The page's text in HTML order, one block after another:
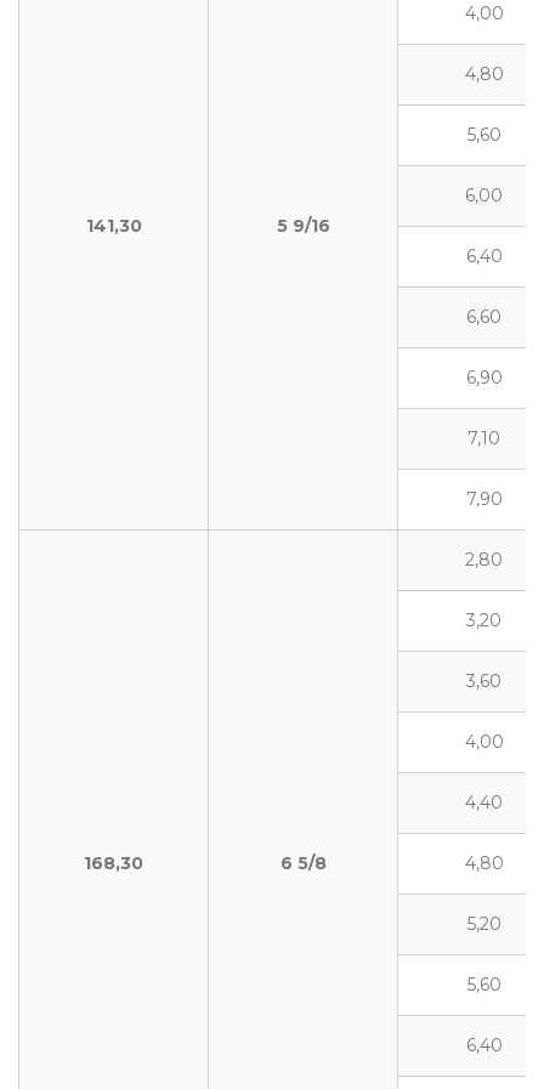
141,30 5 9/16
4,00
4,80
5,60
6,00
6,40
6,60
6,90
7,10
7,90
168,30 6 5/8
2,80
3,20
3,60
4,00
4,40
4,80
5,20
5,60
6,40